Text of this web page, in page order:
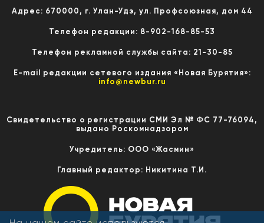
Адрес: 670000, г. Улан-Удэ, ул. Профсоюзная, дом 44
Телефон редакции: 8-902-168-85-53
Телефон рекламной службы сайта: 21-30-85
E-mail редакции сетевого издания «Новая Бурятия»:
info@newbur.ru
Свидетельство о регистрации СМИ Эл № ФС 77-76094,
выдано Роскомнадзором
Учредитель: ООО «Жасмин»
Главный редактор: Никитина Т.И.